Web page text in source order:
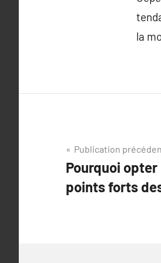
la
Navigation
de
l’article
Publication
Pourquoi
points forts